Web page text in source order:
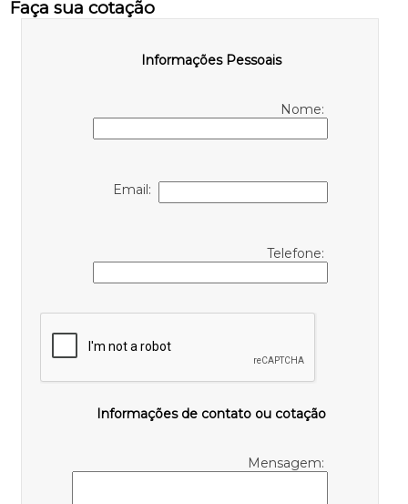
Faça sua cotação
Informações Pessoais
Nome:
Email:
Telefone:
Informações de contato ou cotação
Mensagem: